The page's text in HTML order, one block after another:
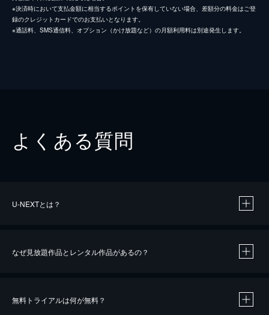
※決済時において支払金額に相当するポイントを保有していない場合、差額分の料金はご登
録のクレジットカードでのお支払いとなります。
※通話料、SMS通信料、オプション（かけ放題など）の月額利用料は別途発生します。
よくある質問
U-NEXTとは？
なぜ見放題作品とレンタル作品があるの？
無料トライアルは何が無料？